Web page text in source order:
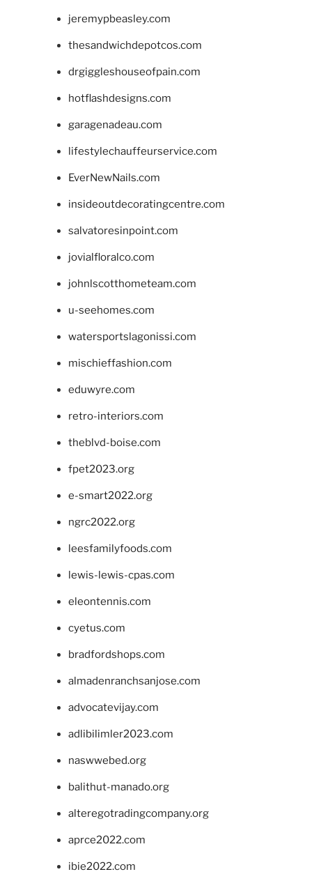
jeremypbeasley.com
thesandwichdepotcos.com
drgiggleshouseofpain.com
hotflashdesigns.com
garagenadeau.com
lifestylechauffeurservice.com
EverNewNails.com
insideoutdecoratingcentre.com
salvatoresinpoint.com
jovialfloralco.com
johnlscotthometeam.com
u-seehomes.com
watersportslagonissi.com
mischieffashion.com
eduwyre.com
retro-interiors.com
theblvd-boise.com
fpet2023.org
e-smart2022.org
ngrc2022.org
leesfamilyfoods.com
lewis-lewis-cpas.com
eleontennis.com
cyetus.com
bradfordshops.com
almadenranchsanjose.com
advocatevijay.com
adlibilimler2023.com
naswwebed.org
balithut-manado.org
alteregotradingcompany.org
aprce2022.com
ibie2022.com